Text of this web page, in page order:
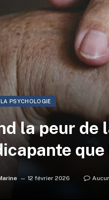
PSYCHOLOGIE
la peur de
12 février 2026